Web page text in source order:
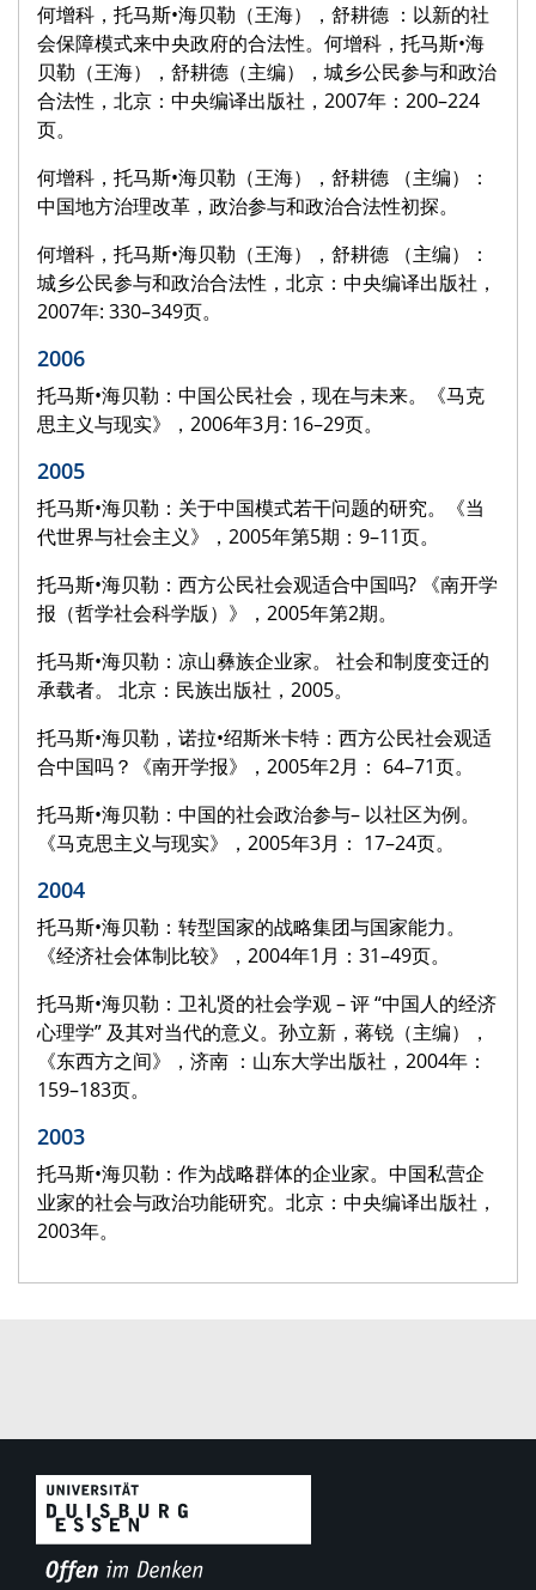
何增科，托马斯•海贝勒（王海），舒耕德 ：以新的社
会保障模式来中央政府的合法性。何增科，托马斯•海
贝勒（王海），舒耕德（主编），城乡公民参与和政治
合法性，北京：中央编译出版社，2007年：200–224
页。
何增科，托马斯•海贝勒（王海），舒耕德 （主编）：
中国地方治理改革，政治参与和政治合法性初探。
何增科，托马斯•海贝勒（王海），舒耕德 （主编）：
城乡公民参与和政治合法性，北京：中央编译出版社，
2007年: 330–349页。
2006
托马斯•海贝勒：中国公民社会，现在与未来。《马克
思主义与现实》，2006年3月: 16–29页。
2005
托马斯•海贝勒：关于中国模式若干问题的研究。《当
代世界与社会主义》，2005年第5期：9–11页。
托马斯•海贝勒：西方公民社会观适合中国吗? 《南开学
报（哲学社会科学版）》，2005年第2期。
托马斯•海贝勒：凉山彝族企业家。 社会和制度变迁的
承载者。 北京：民族出版社，2005。
托马斯•海贝勒，诺拉•绍斯米卡特：西方公民社会观适
合中国吗？《南开学报》，2005年2月： 64–71页。
托马斯•海贝勒：中国的社会政治参与– 以社区为例。
《马克思主义与现实》，2005年3月： 17–24页。
2004
托马斯•海贝勒：转型国家的战略集团与国家能力。
《经济社会体制比较》，2004年1月：31–49页。
托马斯•海贝勒：卫礼贤的社会学观 – 评 “中国人的经济
心理学” 及其对当代的意义。孙立新，蒋锐（主编），
《东西方之间》，济南 ：山东大学出版社，2004年：
159–183页。
2003
托马斯•海贝勒：作为战略群体的企业家。中国私营企
业家的社会与政治功能研究。北京：中央编译出版社，
2003年。